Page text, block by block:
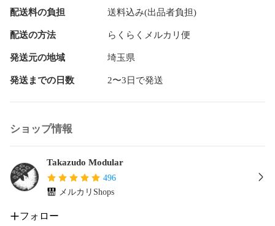
## 6ステージのシーケンサー
す。これはシーケンサーのステージを表しており、緑LEDの
中央にあるPREV/NEXTボタンは、このステージの変更を切り
それぞれのステージには、4つのフィルターそれぞれの周波数
やボリューム等のパラメータを記憶させることができます。
またこのフィルターの状態は、メモリーへの保存/読み出しが
可能です。これにより、自分の好みのフィルターの状態を即
座に作ったり、予め準備しておいて呼び出すことが可能で
す。
ステージが切り替わった際、Night Riderは4つのフィルターの
配送料の負担 送料込み(出品者負担)
配送の方法 らくらくメルカリ便
発送元の地域 埼玉県
発送までの日数 2〜3日で発送
ショップ情報
Takazudo Modular
496
メルカリShops
フォロー